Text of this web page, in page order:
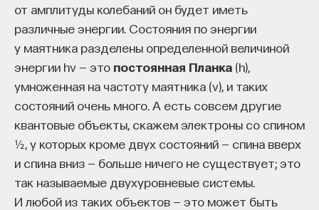
от амплитуды колебаний он будет иметь
различные энергии. Состояния по энергии
у маятника разделены определенной величиной
энергии hν — это постоянная Планка (h),
умноженная на частоту маятника (ν), и таких
состояний очень много. А есть совсем другие
квантовые объекты, скажем электроны со спином
½, у которых кроме двух состояний — спина вверх
и спина вниз — больше ничего не существует; это
так называемые двухуровневые системы.
И любой из таких объектов — это может быть